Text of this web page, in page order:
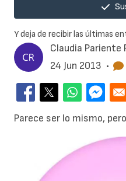
Claudia Pariente
24 Jun 2013 •
Parece ser lo mismo,
Y deja de recibir las últimas